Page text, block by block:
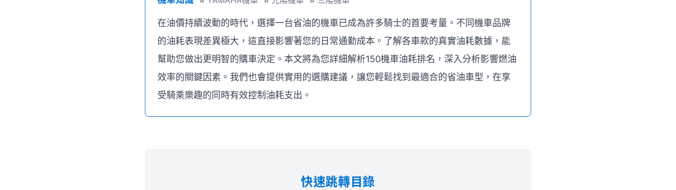
在油價持續波動的時代，選擇一台省油的機車已成為許多騎士的首要考量。不同機車品牌
的油耗表現差異極大，這直接影響著您的日常通勤成本。了解各車款的真實油耗數據，能
幫助您做出更明智的購車決定。本文將為您詳細解析150機車油耗排名，深入分析影響燃油
效率的關鍵因素。我們也會提供實用的選購建議，讓您輕鬆找到最適合的省油車型，在享
受騎乘樂趣的同時有效控制油耗支出。
快速跳轉目錄